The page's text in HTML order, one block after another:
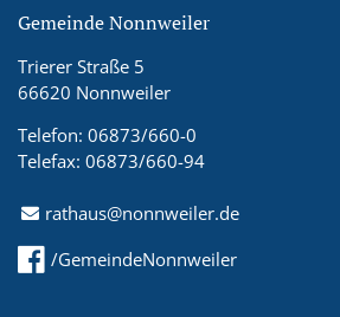
Gemeinde Nonnweiler
Trierer Straße 5
66620 Nonnweiler
Telefon: 06873/660-0
Telefax: 06873/660-94
rathaus@nonnweiler.de
/GemeindeNonnweiler